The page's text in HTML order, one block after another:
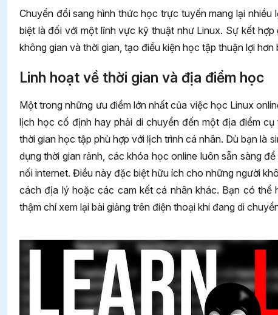
Chuyển đổi sang hình thức học trực tuyến mang lại
biệt là đối với một lĩnh vực kỹ thuật như Linux. Sự kết
không gian và thời gian, tạo điều kiện học tập thuận lợi hơn
Linh hoạt về thời gian và địa điểm học
Một trong những ưu điểm lớn nhất của việc học Linux
lịch học cố định hay phải di chuyển đến một địa điểm
thời gian học tập phù hợp với lịch trình cá nhân. Dù bạn là
dụng thời gian rảnh, các khóa học online luôn sẵn sàng
nối internet. Điều này đặc biệt hữu ích cho những người
cách địa lý hoặc các cam kết cá nhân khác. Bạn có thể
thậm chí xem lại bài giảng trên điện thoại khi đang di